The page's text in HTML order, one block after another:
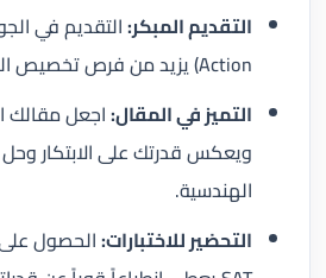
التقديم المبكر:
Action) يزيد من فرص تخصيص الموارد المالية لك.
التميز في المقال:اجعل مقالك
ويعكس قدرتك على الابتكار
الهندسية.
التحضير للاختبارات:الحصول